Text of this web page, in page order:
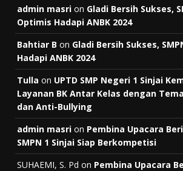
admin masri on Gladi Bersih Sukses,
Optimis Hadapi ANBK 2024
Bahtiar B on Gladi Bersih Sukses,
Hadapi ANBK 2024
Tulla on UPTD SMP Negeri 1 Sinjai
Layanan BK Antar Kelas dengan
dan Anti-Bullying
admin masri on Pembina Upacara
SMPN 1 Sinjai Siap Berkompetisi
SUHAEMI, S. Pd on Pembina Upacara